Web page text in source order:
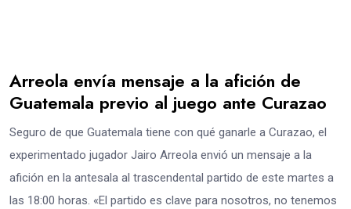
Arreola envía mensaje a la afición de
Guatemala previo al juego ante Curazao
Seguro de que Guatemala tiene con qué ganarle a Curazao, el
experimentado jugador Jairo Arreola envió un mensaje a la
afición en la antesala al trascendental partido de este martes a
las 18:00 horas. «El partido es clave para nosotros, no tenemos